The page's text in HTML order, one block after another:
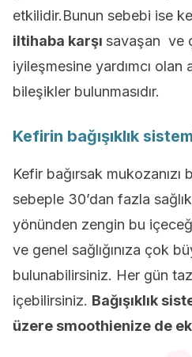
etkilidir.Bunun sebebi ise
iltihaba karşı savaşan ve
iyileşmesine yardımcı
bileşikler bulunmasıdır.
Kefirin bağışıklık
Kefir bağırsak
sebeple 30’dan fazla
yönünden zengin bu
ve genel sağlığınıza çok
bulunabilirsiniz. Her gün
içebilirsiniz. Bağışıklık
üzere smoothienize de